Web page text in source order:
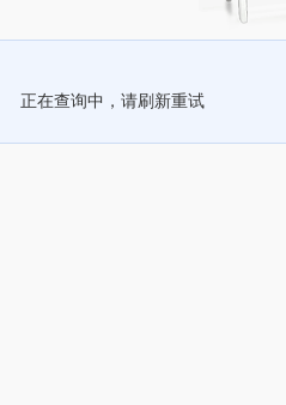
正在查询中，请刷新重试